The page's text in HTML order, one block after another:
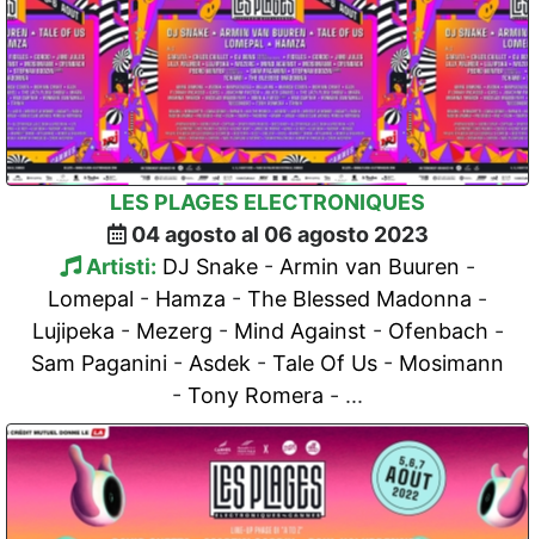
LES PLAGES ELECTRONIQUES
04 agosto al 06 agosto 2023
Artisti: DJ Snake - Armin van Buuren -
Lomepal - Hamza - The Blessed Madonna -
Lujipeka - Mezerg - Mind Against - Ofenbach -
Sam Paganini - Asdek - Tale Of Us - Mosimann
- Tony Romera - ...